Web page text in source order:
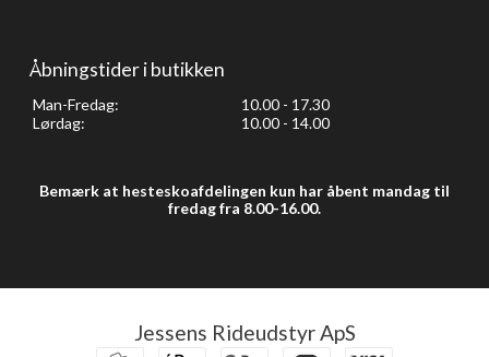
Åbningstider i butikken
Man-Fredag:
10.00 - 17.30
Lørdag:
10.00 - 14.00
Bemærk at hesteskoafdelingen kun har åbent mandag til
fredag fra 8.00-16.00.
Jessens Rideudstyr ApS